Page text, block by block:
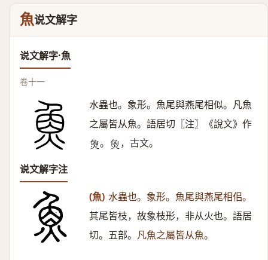
魚说文解字
说文解字·魚
卷十一
水蟲也。象形。魚尾與燕尾相似。凡魚
之屬皆从魚。語居切〖注〗《說文》作
𤋳 。 𤉯 ，古文。
说文解字注
(魚) 水蟲也。象形。魚尾與燕尾相佀。
其尾皆枝，故象枝形，非从火也。語居
切。五部。 凡魚之屬皆从魚。